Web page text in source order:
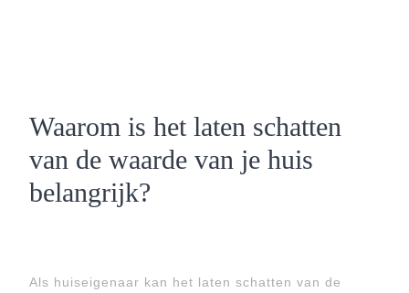
Waarom is het laten schatten
van de waarde van je huis
belangrijk?
Als huiseigenaar kan het laten schatten van de